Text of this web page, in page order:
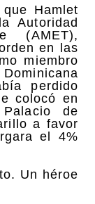
Hamlet
Autoridad
(AMET),
en las
miembro
perdido
colocó en
de
a favor
el 4%
Un héroe